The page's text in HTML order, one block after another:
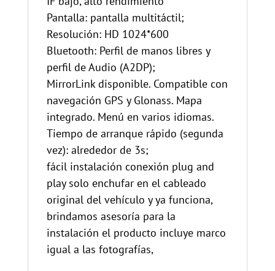
Pantalla: pantalla multitáctil;
Resolución: HD 1024*600
Bluetooth: Perfil de manos libres y
perfil de Audio (A2DP);
MirrorLink disponible. Compatible con
navegación GPS y Glonass. Mapa
integrado. Menú en varios idiomas.
Tiempo de arranque rápido (segunda
vez): alrededor de 3s;
fácil instalación conexión plug and
play solo enchufar en el cableado
original del vehículo y ya funciona,
brindamos asesoría para la
instalación el producto incluye marco
igual a las fotografías,